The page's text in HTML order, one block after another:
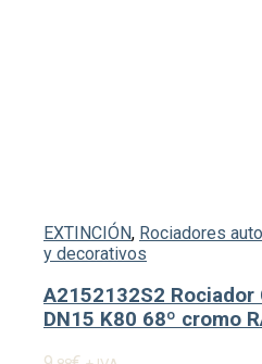
EXTINCIÓN, Rociadores
y decorativos
A2152132S2 Rociador
DN15 K80 68º cromo